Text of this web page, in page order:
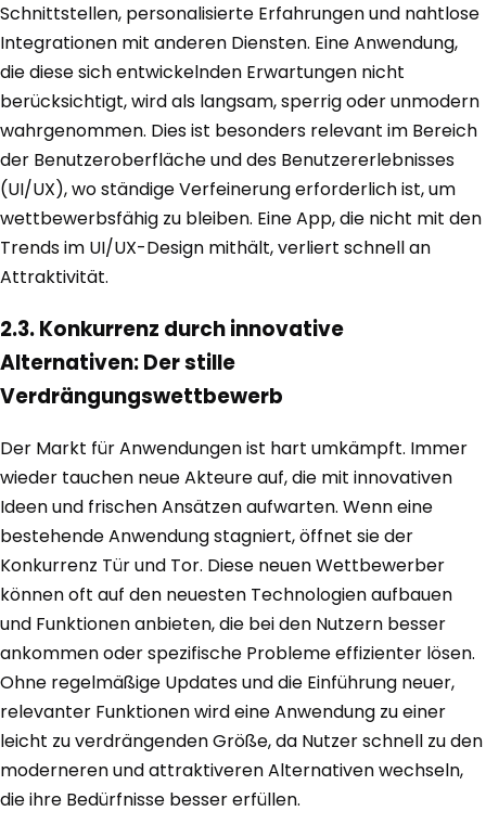
Schnittstellen, personalisierte Erfahrungen und nahtlose
Integrationen mit anderen Diensten. Eine Anwendung,
die diese sich entwickelnden Erwartungen nicht
berücksichtigt, wird als langsam, sperrig oder unmodern
wahrgenommen. Dies ist besonders relevant im Bereich
der Benutzeroberfläche und des Benutzererlebnisses
(UI/UX), wo ständige Verfeinerung erforderlich ist, um
wettbewerbsfähig zu bleiben. Eine App, die nicht mit den
Trends im UI/UX-Design mithält, verliert schnell an
Attraktivität.
2.3. Konkurrenz durch innovative
Alternativen: Der stille
Verdrängungswettbewerb
Der Markt für Anwendungen ist hart umkämpft. Immer
wieder tauchen neue Akteure auf, die mit innovativen
Ideen und frischen Ansätzen aufwarten. Wenn eine
bestehende Anwendung stagniert, öffnet sie der
Konkurrenz Tür und Tor. Diese neuen Wettbewerber
können oft auf den neuesten Technologien aufbauen
und Funktionen anbieten, die bei den Nutzern besser
ankommen oder spezifische Probleme effizienter lösen.
Ohne regelmäßige Updates und die Einführung neuer,
relevanter Funktionen wird eine Anwendung zu einer
leicht zu verdrängenden Größe, da Nutzer schnell zu den
moderneren und attraktiveren Alternativen wechseln,
die ihre Bedürfnisse besser erfüllen.